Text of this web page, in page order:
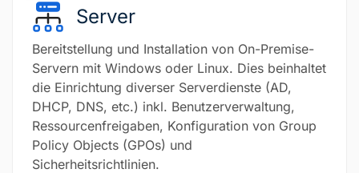
Server
Bereitstellung und Installation von On-Premise-
Servern mit Windows oder Linux. Dies beinhaltet
die Einrichtung diverser Serverdienste (AD,
DHCP, DNS, etc.) inkl. Benutzerverwaltung,
Ressourcenfreigaben, Konfiguration von Group
Policy Objects (GPOs) und
Sicherheitsrichtlinien.